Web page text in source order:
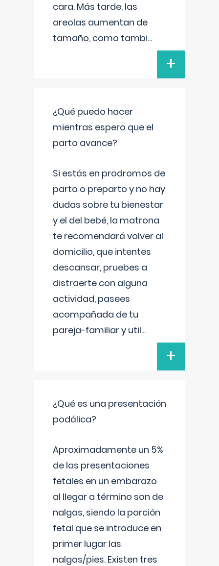
cara. Más tarde, las
areolas aumentan de
tamaño, como tambi...
+
¿Qué puedo hacer
mientras espero que el
parto avance?
Si estás en prodromos de
parto o preparto y no hay
dudas sobre tu bienestar
y el del bebé, la matrona
te recomendará volver al
domicilio, que intentes
descansar, pruebes a
distraerte con alguna
actividad, pasees
acompañada de tu
pareja-familiar y util...
+
¿Qué es una presentación
podálica?
Aproximadamente un 5%
de las presentaciones
fetales en un embarazo
al llegar a término son de
nalgas, siendo la porción
fetal que se introduce en
primer lugar las
nalgas/pies. Existen tres